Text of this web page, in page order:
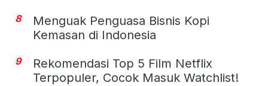
8
Menguak Penguasa Bisnis Kopi
Kemasan di Indonesia
9
Rekomendasi Top 5 Film Netflix
Terpopuler, Cocok Masuk Watchlist!